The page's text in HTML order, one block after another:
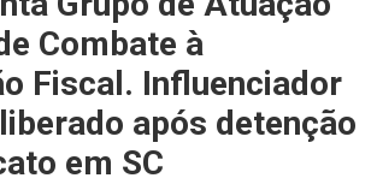
Combate à
Fiscal. Influenciador
após detenção
em SC